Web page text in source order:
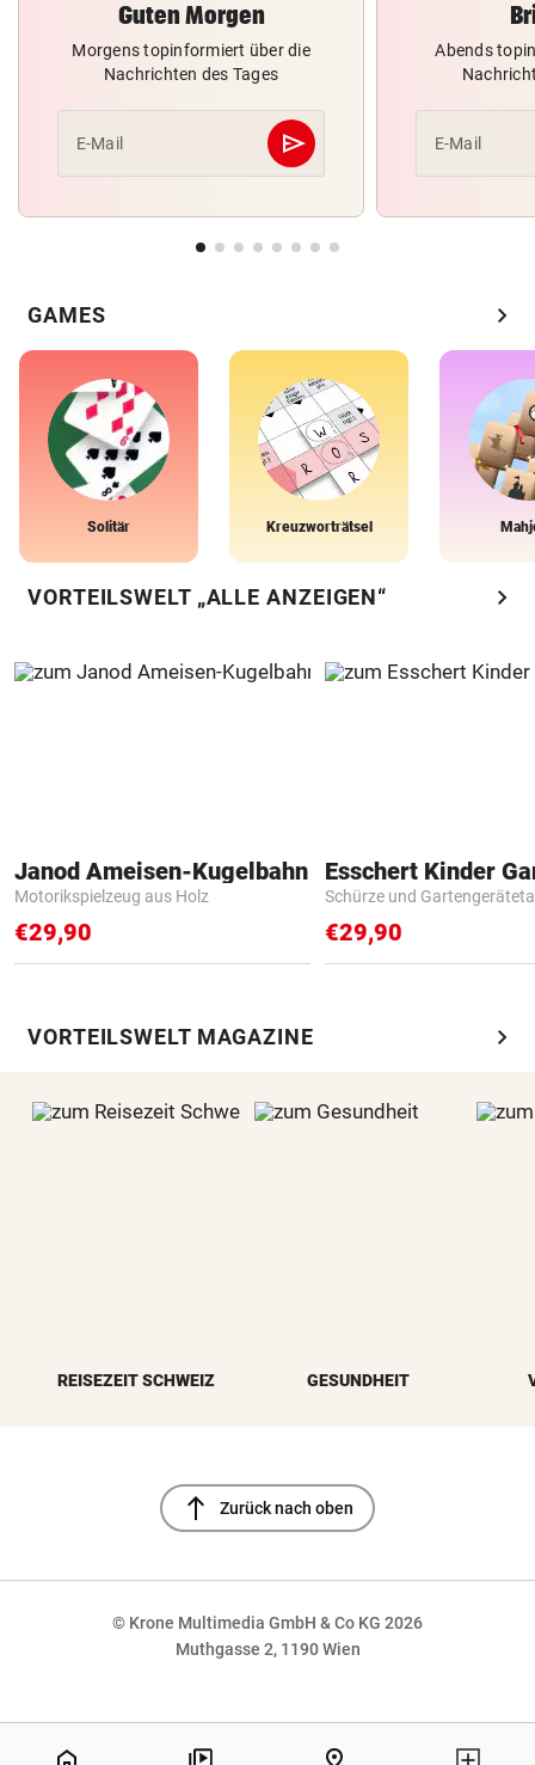
Guten Morgen
Morgens topinformiert über die
Nachrichten des Tages
E-Mail send
Abschicken
Abends
E-Mail
GAMES chevron_right
Solitär Kreuzworträtsel
VORTEILSWELT „ALLE ANZEIGEN“ chevron_right
Janod Ameisen-Kugelbahn
Motorikspielzeug aus Holz
€29,90
Schürze und
€29,90
VORTEILSWELT MAGAZINE chevron_right
REISEZEIT SCHWEIZ GESUNDHEIT
north Zurück nach oben
© Krone Multimedia GmbH & Co KG 2026
Muthgasse 2, 1190 Wien
NaN%